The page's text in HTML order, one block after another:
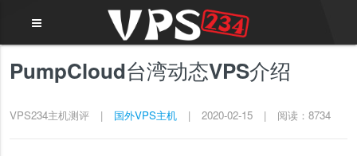
PumpCloud台湾动态VPS介绍
VPS234主机测评 | 国外VPS主机 | 2020-02-15 | 阅读：8734